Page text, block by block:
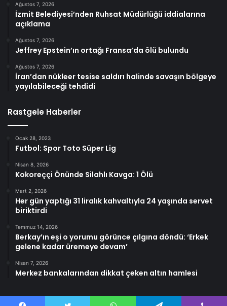
Ağustos 7, 2026
İzmit Belediyesi’nden Ruhsat Müdürlüğü iddialarına
açıklama
Ağustos 7, 2026
Jeffrey Epstein’ın ortağı Fransa’da ölü bulundu
Ağustos 7, 2026
İran’dan nükleer tesise saldırı halinde savaşın bölgeye
yayılabileceği tehdidi
Rastgele Haberler
Ocak 28, 2023
Futbol: Spor Toto Süper Lig
Nisan 8, 2026
Kokoreççi Önünde Silahlı Kavga: 1 Ölü
Mart 2, 2026
Her gün yaptığı 31 liralık kahvaltıyla 24 yaşında servet
biriktirdi
Temmuz 14, 2026
Berkay’ın eşi o yorumu görünce çılgına döndü: ‘Erkek
gelene kadar üremeye devam’
Nisan 7, 2026
Merkez bankalarından dikkat çeken altın hamlesi